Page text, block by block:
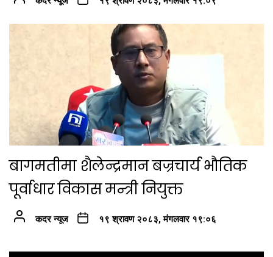
बागमतीमा शैलेन्द्रमान बज्रचार्य भौतिक
पूर्वाधार विकास मन्त्री नियुक्त
कदर न्यूज १९ श्रावण २०८३, मंगलवार १९:०६